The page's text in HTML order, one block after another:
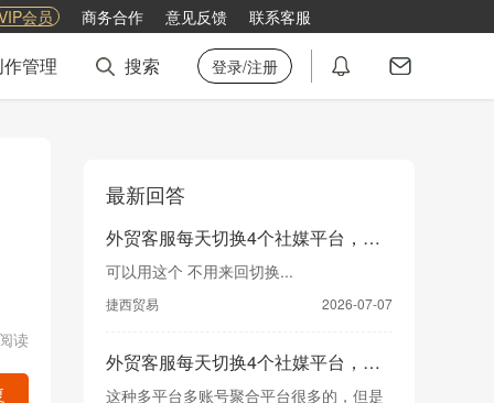
会员 商务合作 意见反馈 联系客服
管理 搜索 登录/注册
读
最新回答
外贸客服每天切换4个社媒平台，有没有聚合工具？
可以用这个 不用来回切换...
捷西贸易 2026-07-07
外贸客服每天切换4个社媒平台，有没有聚合工具？
这种多平台多账号聚合平台很多的，但是